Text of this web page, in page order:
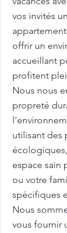
vos invités
offrir un
accueillant
profitent
Nous nous
propreté
utilisant des
espace sain
ou votre
spécifiques
Nous
vous fournir